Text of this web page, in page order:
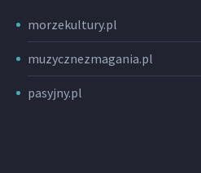
morzekultury.pl
muzycznezmagania.pl
pasyjny.pl